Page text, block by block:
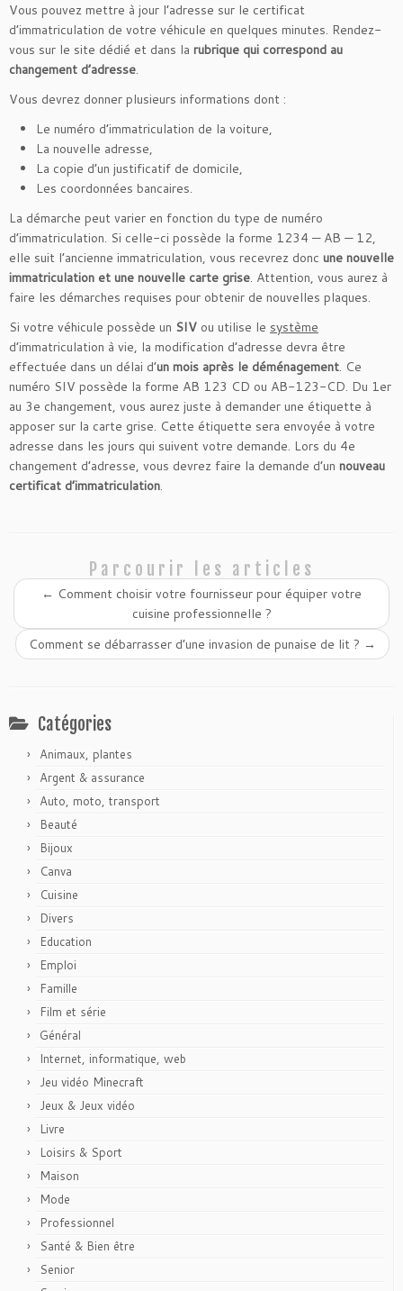
Vous pouvez mettre à jour l’adresse sur le certificat
d’immatriculation de votre véhicule en quelques minutes. Rendez-
vous sur le site dédié et dans la rubrique qui correspond au
changement d’adresse.
Vous devrez donner plusieurs informations dont :
Le numéro d’immatriculation de la voiture,
La nouvelle adresse,
La copie d’un justificatif de domicile,
Les coordonnées bancaires.
La démarche peut varier en fonction du type de numéro
d’immatriculation. Si celle-ci possède la forme 1234 — AB — 12,
elle suit l’ancienne immatriculation, vous recevrez donc une nouvelle
immatriculation et une nouvelle carte grise. Attention, vous aurez à
faire les démarches requises pour obtenir de nouvelles plaques.
Si votre véhicule possède un SIV ou utilise le système
d’immatriculation à vie, la modification d’adresse devra être
effectuée dans un délai d’un mois après le déménagement. Ce
numéro SIV possède la forme AB 123 CD ou AB-123-CD. Du 1er
au 3e changement, vous aurez juste à demander une étiquette à
apposer sur la carte grise. Cette étiquette sera envoyée à votre
adresse dans les jours qui suivent votre demande. Lors du 4e
changement d’adresse, vous devrez faire la demande d’un nouveau
certificat d’immatriculation.
Parcourir les articles
← Comment choisir votre fournisseur pour équiper votre
cuisine professionnelle ?
Comment se débarrasser d’une invasion de punaise de lit ? →
Catégories
Animaux, plantes
Argent & assurance
Auto, moto, transport
Beauté
Bijoux
Canva
Cuisine
Divers
Education
Emploi
Famille
Film et série
Général
Internet, informatique, web
Jeu vidéo Minecraft
Jeux & Jeux vidéo
Livre
Loisirs & Sport
Maison
Mode
Professionnel
Santé & Bien être
Senior